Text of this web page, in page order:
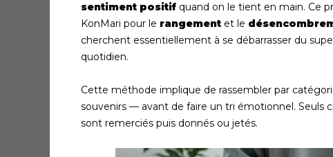
sentiment positif quand on le tient en main. Ce
KonMari pour le rangement et le
cherchent essentiellement à se débarrasser du
quotidien.
Cette méthode implique de rassembler par
souvenirs — avant de faire un tri émotionnel. Seuls
sont remerciés puis donnés ou jetés.